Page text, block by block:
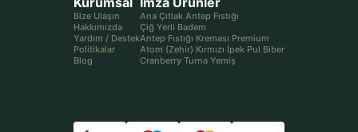
Bize Ulaşın
Hakkımızda
Yardım / Destek
Politikalar
Blog
Ana Çıtlak Antep Fıstığı
Çiğ Yerli Badem
Antep Fıstığı Kreması Premium
Atom (Zehir) Kırmızı İpek Pul Biber
Cranberry Turna Yemiş